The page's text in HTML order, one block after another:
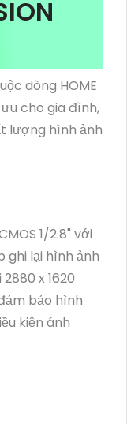
dòng HOME
cho gia đình,
lượng hình ảnh
1/2.8" với
ghi lại hình ảnh
x 1620
bảo hình
kiện ánh